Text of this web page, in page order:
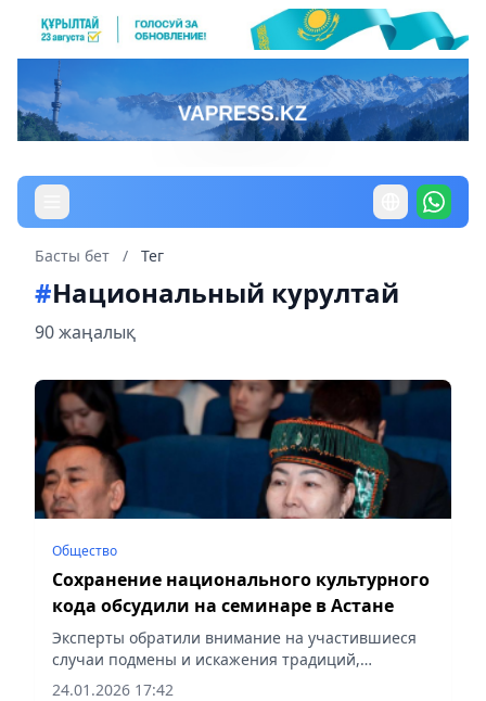
Басты бет / Тег
#Национальный курултай
90 жаңалық
Общество
Сохранение национального культурного
кода обсудили на семинаре в Астане
Эксперты обратили внимание на участившиеся
случаи подмены и искажения традиций,
сообщает Vecher.kz.
24.01.2026 17:42